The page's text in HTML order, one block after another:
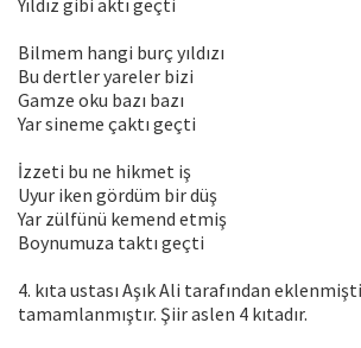
Yıldız gibi aktı geçti
Bilmem hangi burç yıldızı
Bu dertler yareler bizi
Gamze oku bazı bazı
Yar sineme çaktı geçti
İzzeti bu ne hikmet iş
Uyur iken gördüm bir düş
Yar zülfünü kemend etmiş
Boynumuza taktı geçti
4. kıta ustası Aşık Ali tarafından
tamamlanmıştır. Şiir aslen 4 kıtadır.